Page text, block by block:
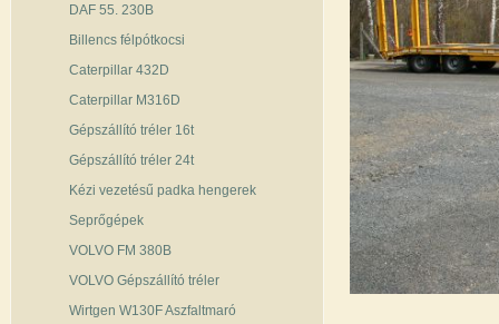
DAF 55. 230B
Billencs félpótkocsi
Caterpillar 432D
Caterpillar M316D
Gépszállító tréler 16t
Gépszállító tréler 24t
Kézi vezetésű padka hengerek
Seprőgépek
VOLVO FM 380B
VOLVO Gépszállító tréler
Wirtgen W130F Aszfaltmaró